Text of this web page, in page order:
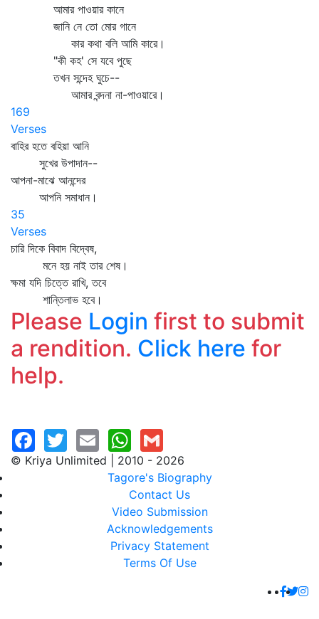
আমার পাওয়ার কানে
জানি নে তো মোর গানে
কার কথা বলি আমি কারে।
"কী কহ' সে যবে পুছে
তখন সন্দেহ ঘুচে--
আমার বন্দনা না-পাওয়ারে।
169
Verses
বাহির হতে বহিয়া আনি
সুখের উপাদান--
আপনা-মাঝে আনন্দের
আপনি সমাধান।
35
Verses
চারি দিকে বিবাদ বিদ্বেষ,
মনে হয় নাই তার শেষ।
ক্ষমা যদি চিত্তে রাখি, তবে
শান্তিলাভ হবে।
Please Login first to submit
a rendition. Click here for
help.
© Kriya Unlimited | 2010 - 2026
Tagore's Biography
Contact Us
Video Submission
Acknowledgements
Privacy Statement
Terms Of Use